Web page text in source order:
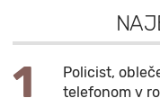
1
Policist,
telefonom v